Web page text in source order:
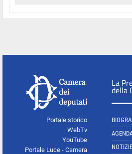
Portale storico
WebTv
YouTube
Portale Luce - Camera
La
della
NOTIZIE